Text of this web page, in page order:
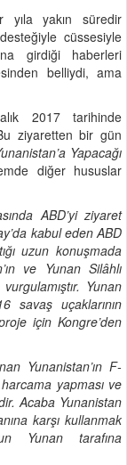
yıla yakın süredir
cüssesiyle
girdiği haberleri
belliydi, ama
2017 tarihinde
ziyaretten bir gün
Yapacağı
diğer hususlar
ABD’yi ziyaret
kabul eden ABD
uzun konuşmada
ve Yunan Silâhlı
Yunan
savaş uçaklarının
için Kongre’den
Yunanistan’ın F-
yapması ve
Acaba Yunanistan
karşı kullanmak
Yunan tarafına